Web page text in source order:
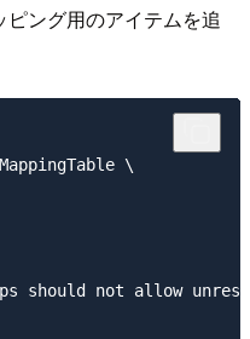
ピング用のアイテムを追
\
should not allow